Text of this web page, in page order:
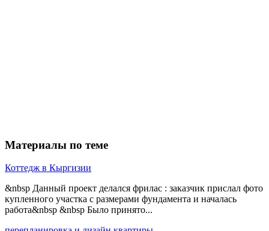
Материалы по теме
Коттедж в Кыргизии
&nbsp Данный проект делался фрилас : заказчик прислал фото
купленного участка с размерами фундамента и началась
работа&nbsp &nbsp Было принято...